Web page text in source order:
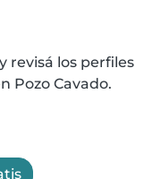
revisá los perfiles
Pozo Cavado.